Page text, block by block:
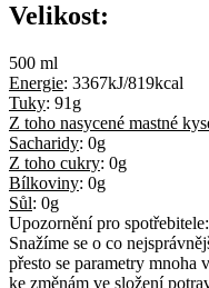
Velikost:
500 ml
Energie: 3367kJ/819kcal
Tuky: 91g
Z toho nasycené mastné
Sacharidy: 0g
Z toho cukry: 0g
Bílkoviny: 0g
Sůl: 0g
Upozornění pro spotřebitele:
Snažíme se o co
přesto se parametry
ke změnám ve složení